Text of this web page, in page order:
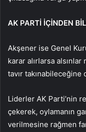
AK PARTİ İÇİNDEN
Akşener ise Genel
karar alırlarsa
tavır takınabileceğine
Liderler AK Parti’nin
çekerek, oylamanın
verilmesine rağmen